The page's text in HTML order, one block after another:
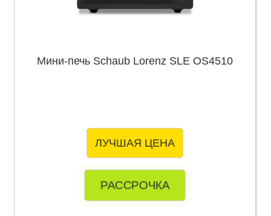
Мини-печь Schaub Lorenz SLE OS4510
ЛУЧШАЯ ЦЕНА
РАССРОЧКА